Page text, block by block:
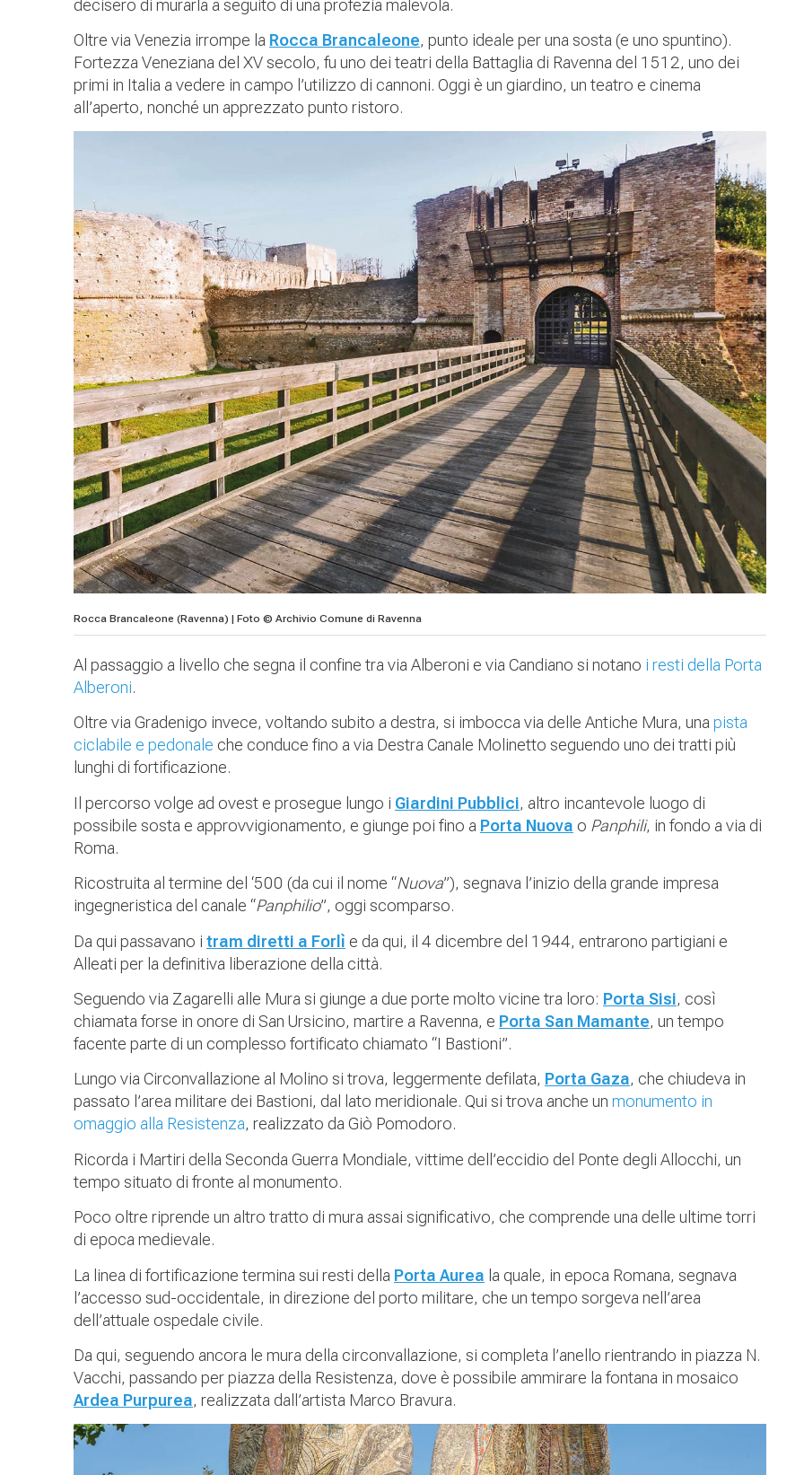
decisero di murarla a seguito di una profezia malevola.
Oltre via Venezia irrompe la Rocca Brancaleone, punto ideale per una sosta (e uno spuntino).
Fortezza Veneziana del XV secolo, fu uno dei teatri della Battaglia di Ravenna del 1512, uno dei
primi in Italia a vedere in campo l’utilizzo di cannoni. Oggi è un giardino, un teatro e cinema
all’aperto, nonché un apprezzato punto ristoro.
Rocca Brancaleone (Ravenna) | Foto © Archivio Comune di Ravenna
Al passaggio a livello che segna il confine tra via Alberoni e via Candiano si notano i resti della Porta
Alberoni.
Oltre via Gradenigo invece, voltando subito a destra, si imbocca via delle Antiche Mura, unapista
ciclabile e pedonale che conduce fino a via Destra Canale Molinetto seguendo uno dei tratti più
lunghi di fortificazione.
Il percorso volge ad ovest e prosegue lungo i Giardini Pubblici, altro incantevole luogo di
possibile sosta e approvvigionamento, e giunge poi fino a Porta Nuova o Panphili, in fondo a via di
Roma.
Ricostruita al termine del ‘500 (da cui il nome “Nuova”), segnava l’inizio della grande impresa
ingegneristica del canale “Panphilio”, oggi scomparso.
Da qui passavano i tram diretti a Forlì e da qui, il 4 dicembre del 1944, entrarono partigiani e
Alleati per la definitiva liberazione della città.
Seguendo via Zagarelli alle Mura si giunge a due porte molto vicine tra loro: Porta Sisi, così
chiamata forse in onore di San Ursicino, martire a Ravenna, e Porta San Mamante, un tempo
facente parte di un complesso fortificato chiamato “I Bastioni”.
Lungo via Circonvallazione al Molino si trova, leggermente defilata, Porta Gaza, che chiudeva in
passato l’area militare dei Bastioni, dal lato meridionale. Qui si trova anche un monumento in
omaggio alla Resistenza, realizzato da Giò Pomodoro.
Ricorda i Martiri della Seconda Guerra Mondiale, vittime dell’eccidio del Ponte degli Allocchi, un
tempo situato di fronte al monumento.
Poco oltre riprende un altro tratto di mura assai significativo, che comprende una delle ultime torri
di epoca medievale.
La linea di fortificazione termina sui resti della Porta Aurea la quale, in epoca Romana, segnava
l’accesso sud-occidentale, in direzione del porto militare, che un tempo sorgeva nell’area
dell’attuale ospedale civile.
Da qui, seguendo ancora le mura della circonvallazione, si completa l’anello rientrando in piazza N.
Vacchi, passando per piazza della Resistenza, dove è possibile ammirare la fontana in mosaico
Ardea Purpurea, realizzata dall’artista Marco Bravura.